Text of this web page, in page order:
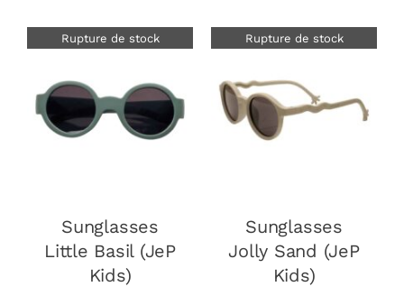
Rupture de stock
DÉTAILS
Sunglasses
Little Basil (JeP
Kids)
Rupture de stock
DÉTAILS
Sunglasses
Jolly Sand (JeP
Kids)